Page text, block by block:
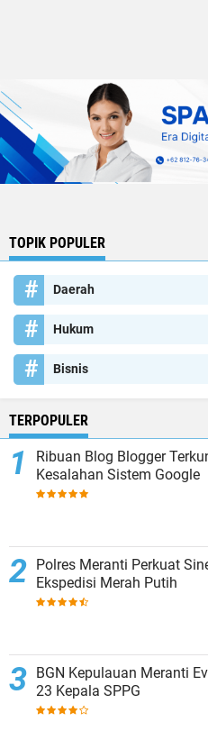
TOPIK POPULER
Daerah
Hukum
Bisnis
TERPOPULER
Ribuan Blog Blogger
Kesalahan Sistem Google
Polres Meranti Perkuat
Ekspedisi Merah Putih
BGN Kepulauan Meranti
23 Kepala SPPG